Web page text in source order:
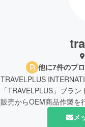
他に7件のプ
TRAVELPLUS
「TRAVELPLUS」ブラ
販売からOEM商品作製を
メ